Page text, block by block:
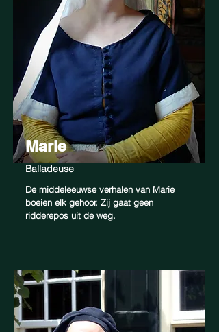
Marie
Balladeuse
De middeleeuwse verhalen van Marie
boeien elk gehoor. Zij gaat geen
ridderepos uit de weg.